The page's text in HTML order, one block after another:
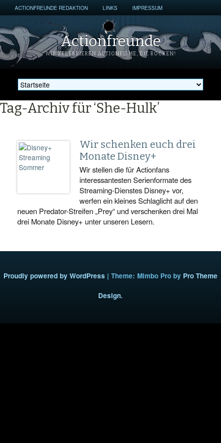
ACTIONFREUNDE REDAKTION LINKS IMPRESSUM
Actionfreunde
WIR ZELEBRIEREN ACTIONFILME, DIE ROCKEN!
Tag-Archiv für ‘She-Hulk’
Wir schenken euch drei
Monate Disney+
Wir stellen die für Actionfans
interessantesten Serienformate des
Streaming-Dienstes Disney+ vor,
werfen ein kleines Schlaglicht auf den
neuen Predator-Streifen „Prey“ und verschenken drei Mal
drei Monate Disney+ unter unseren Lesern.
Proudly powered by WordPress | Theme: Mimbo Pro by Pro Theme
Design.